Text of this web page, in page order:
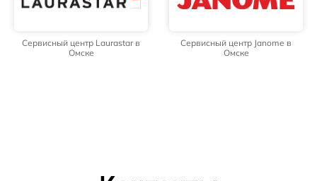
Сервисный центр Laurastar в
Омске
Сервисный центр Janome в
Омске